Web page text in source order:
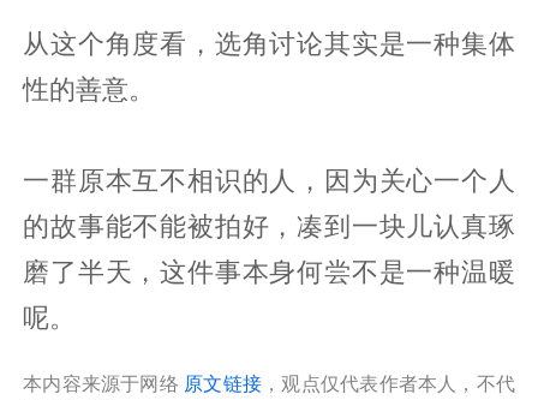
从这个角度看，选角讨论其实是一种集体
性的善意。
一群原本互不相识的人，因为关心一个人
的故事能不能被拍好，凑到一块儿认真琢
磨了半天，这件事本身何尝不是一种温暖
呢。
本内容来源于网络 原文链接 ，观点仅代表作者本人，不代